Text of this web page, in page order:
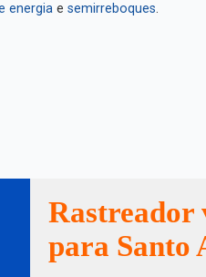
energia e semirreboques.
Rastreador
para Santo